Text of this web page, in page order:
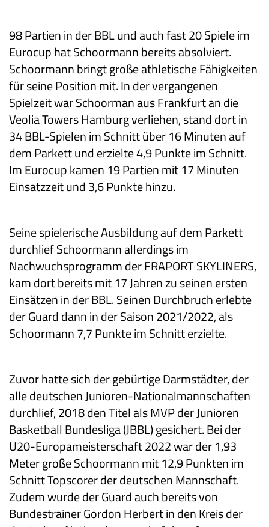
98 Partien in der BBL und auch fast 20 Spiele im
Eurocup hat Schoormann bereits absolviert.
Schoormann bringt große athletische Fähigkeiten
für seine Position mit. In der vergangenen
Spielzeit war Schoorman aus Frankfurt an die
Veolia Towers Hamburg verliehen, stand dort in
34 BBL-Spielen im Schnitt über 16 Minuten auf
dem Parkett und erzielte 4,9 Punkte im Schnitt.
Im Eurocup kamen 19 Partien mit 17 Minuten
Einsatzzeit und 3,6 Punkte hinzu.
Seine spielerische Ausbildung auf dem Parkett
durchlief Schoormann allerdings im
Nachwuchsprogramm der FRAPORT SKYLINERS,
kam dort bereits mit 17 Jahren zu seinen ersten
Einsätzen in der BBL. Seinen Durchbruch erlebte
der Guard dann in der Saison 2021/2022, als
Schoormann 7,7 Punkte im Schnitt erzielte.
Zuvor hatte sich der gebürtige Darmstädter, der
alle deutschen Junioren-Nationalmannschaften
durchlief, 2018 den Titel als MVP der Junioren
Basketball Bundesliga (JBBL) gesichert. Bei der
U20-Europameisterschaft 2022 war der 1,93
Meter große Schoormann mit 12,9 Punkten im
Schnitt Topscorer der deutschen Mannschaft.
Zudem wurde der Guard auch bereits von
Bundestrainer Gordon Herbert in den Kreis der